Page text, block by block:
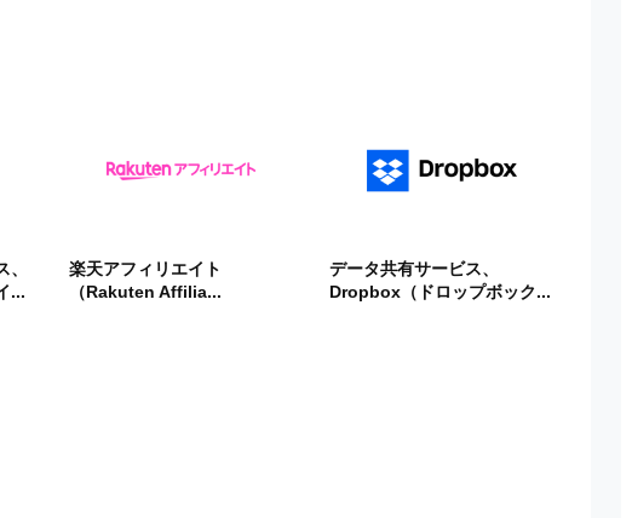
...
楽天アフィリエイト
（Rakuten Affilia...
データ共有サービス、
Dropbox（ドロップボック...